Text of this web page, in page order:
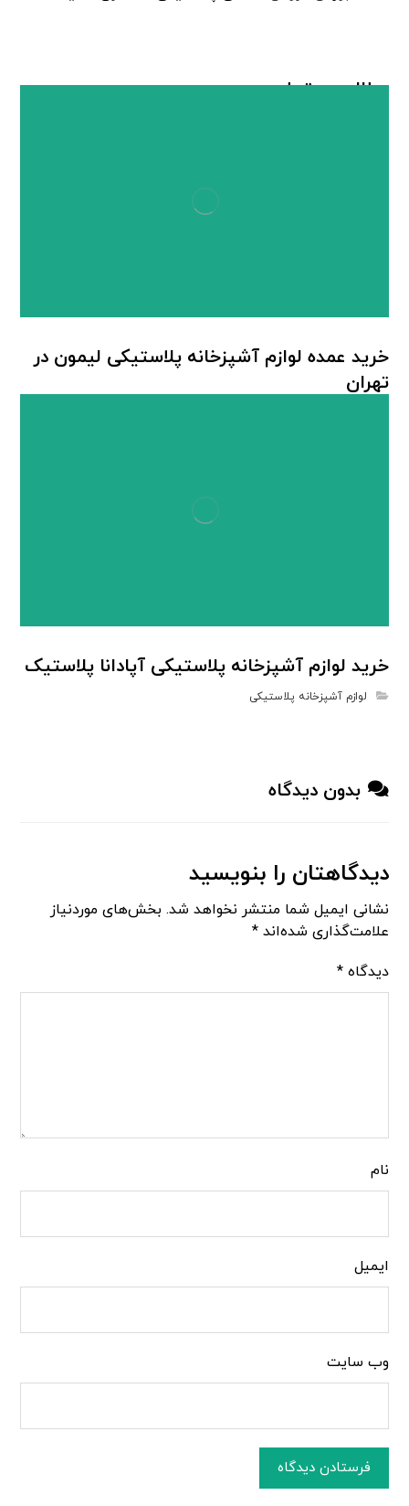
مطالب مرتبط ...
خرید عمده لوازم آشپزخانه پلاستیکی لیمون در
تهران
خرید لوازم آشپزخانه پلاستیکی آپادانا پلاستیک
لوازم آشپزخانه پلاستیکی
بدون دیدگاه
دیدگاهتان را بنویسید
نشانی ایمیل شما منتشر نخواهد شد. بخش‌های موردنیاز
علامت‌گذاری شده‌اند*
دیدگاه*
نام
ایمیل
وب‌ سایت
فرستادن دیدگاه